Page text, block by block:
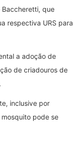
Baccheretti, que
respectiva URS para
a adoção de
de criadouros de
inclusive por
pode se